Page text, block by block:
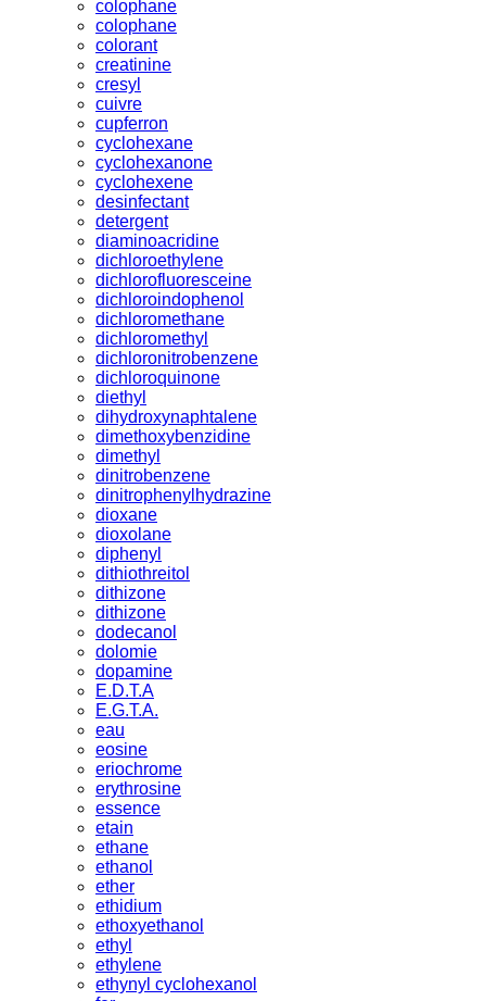
colophane
colophane
colorant
creatinine
cresyl
cuivre
cupferron
cyclohexane
cyclohexanone
cyclohexene
desinfectant
detergent
diaminoacridine
dichloroethylene
dichlorofluoresceine
dichloroindophenol
dichloromethane
dichloromethyl
dichloronitrobenzene
dichloroquinone
diethyl
dihydroxynaphtalene
dimethoxybenzidine
dimethyl
dinitrobenzene
dinitrophenylhydrazine
dioxane
dioxolane
diphenyl
dithiothreitol
dithizone
dithizone
dodecanol
dolomie
dopamine
E.D.T.A
E.G.T.A.
eau
eosine
eriochrome
erythrosine
essence
etain
ethane
ethanol
ether
ethidium
ethoxyethanol
ethyl
ethylene
ethynyl cyclohexanol